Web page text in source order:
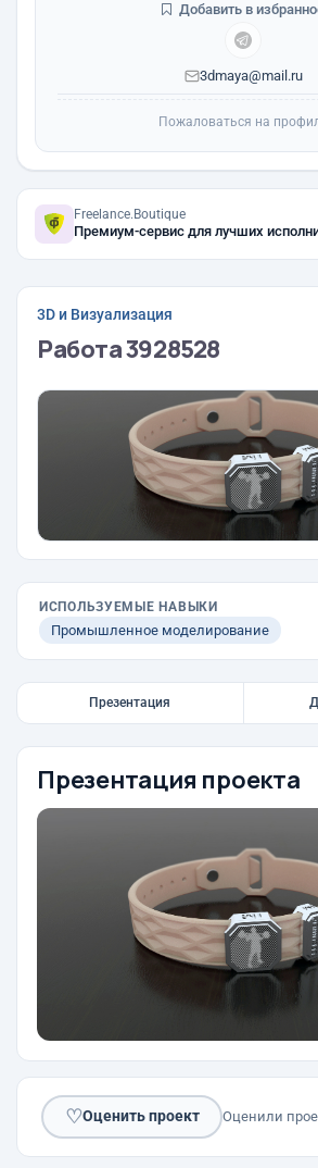
3dmaya@mail.ru
Добавить в
Пожаловаться на
Freelance.Boutique
Премиум-сервис для лучших
3D и Визуализация
Работа 3928528
ИСПОЛЬЗУЕМЫЕ НАВЫКИ
Промышленное моделирование
Презентация
Презентация проекта
♡Оценить проект Оценили